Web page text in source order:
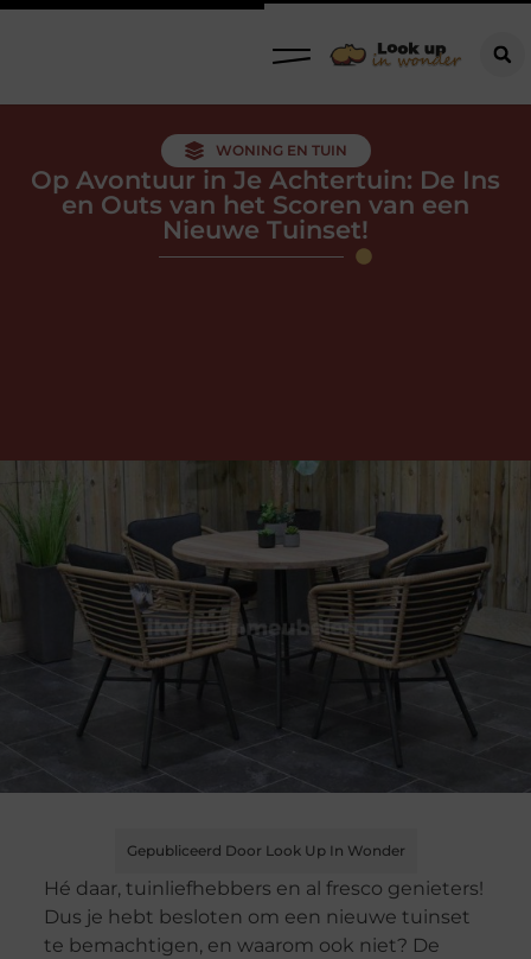
WONING EN TUIN
Op Avontuur in Je Achtertuin: De Ins
en Outs van het Scoren van een
Nieuwe Tuinset!
Gepubliceerd Door Look Up In Wonder
Hé daar, tuinliefhebbers en al fresco genieters!
Dus je hebt besloten om een nieuwe tuinset
te bemachtigen, en waarom ook niet? De